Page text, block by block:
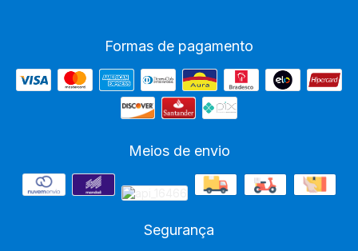
Formas de pagamento
Meios de envio
Segurança